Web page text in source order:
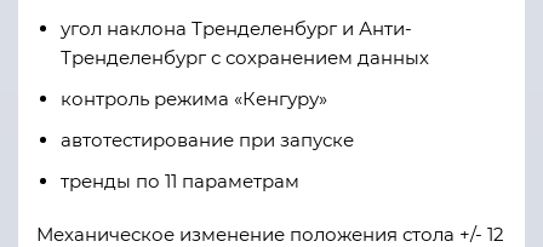
угол наклона Тренделенбург и Анти-
Тренделенбург с сохранением данных
контроль режима «Кенгуру»
автотестирование при запуске
тренды по 11 параметрам
Механическое изменение положения стола +/- 12